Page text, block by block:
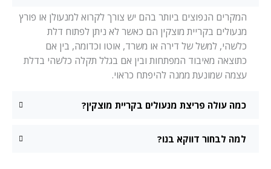
המקרים הנפוצים ביותר בהם יש צורך לקרוא למנעולן או פורץ
מנעולים בקריית מוצקין הם כאשר לא ניתן לפתוח דלת
כלשהי, למשל של דירה או משרד, אוטו וכדומה, בין אם
כתוצאה מאיבוד המפתחות ובין אם בגלל תקלה כלשהי בדלת
עצמה שמונעת ממנה להיפתח כראוי.
כמה עולה פריצת מנעולים בקריית מוצקין?
למה לבחור דווקא בנו?